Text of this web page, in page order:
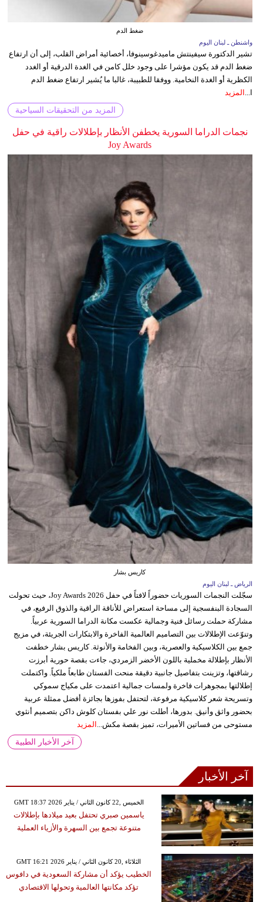
ضغط الدم
واشنطن ـ لبنان اليوم
تشير الدكتورة سيفينتش ماميدغوسينوفا، أخصائية أمراض القلب، إلى أن ارتفاع
ضغط الدم قد يكون مؤشرا على وجود خلل كامن في الغدة الدرقية أو الغدد
الكظرية أو الغدة النخامية. ووفقا للطبيبة، غالبا ما يُشير ارتفاع ضغط الدم
ا... المزيد
المزيد من التحقيقات السياحية
نجمات الدراما السورية يخطفن الأنظار بإطلالات راقية في حفل
Joy Awards
كاريس بشار
الرياض ـ لبنان اليوم
سجّلت النجمات السوريات حضوراً لافتاً في حفل Joy Awards 2026، حيث تحولت
السجادة البنفسجية إلى مساحة استعراض للأناقة الراقية والذوق الرفيع، في
مشاركة حملت رسائل فنية وجمالية عكست مكانة الدراما السورية عربياً.
وتنوّعت الإطلالات بين التصاميم العالمية الفاخرة والابتكارات الجريئة، في مزيج
جمع بين الكلاسيكية والعصرية، وبين الفخامة والأنوثة. كاريس بشار خطفت
الأنظار بإطلالة مخملية باللون الأخضر الزمردي، جاءت بقصة حورية أبرزت
رشاقتها، وتزينت بتفاصيل جانبية دقيقة منحت الفستان طابعاً ملكياً. واكتملت
إطلالتها بمجوهرات فاخرة ولمسات جمالية اعتمدت على مكياج سموكي
وتسريحة شعر كلاسيكية مرفوعة، لتحتفل بفوزها بجائزة أفضل ممثلة عربية
بحضور واثق وأنيق. بدورها، أطلت نور علي بفستان كلوش داكن بتصميم أنثوي
مستوحى من فساتين الأميرات، تميز بقصة مكش... المزيد
آخر الأخبار الطبية
آخر الأخبار
GMT 18:37 2026 الخميس ,22 كانون الثاني / يناير
ياسمين صبري تحتفل بعيد ميلادها بإطلالات
متنوعة تجمع بين السهرة والأزياء العملية
GMT 16:21 2026 الثلاثاء ,20 كانون الثاني / يناير
الخطيب يؤكد أن مشاركة السعودية في دافوس
تؤكد مكانتها العالمية وتحولها الاقتصادي